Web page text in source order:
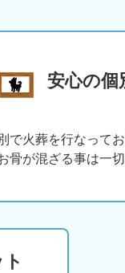
安心の個
で火葬を行なって
骨が混ざる事は一